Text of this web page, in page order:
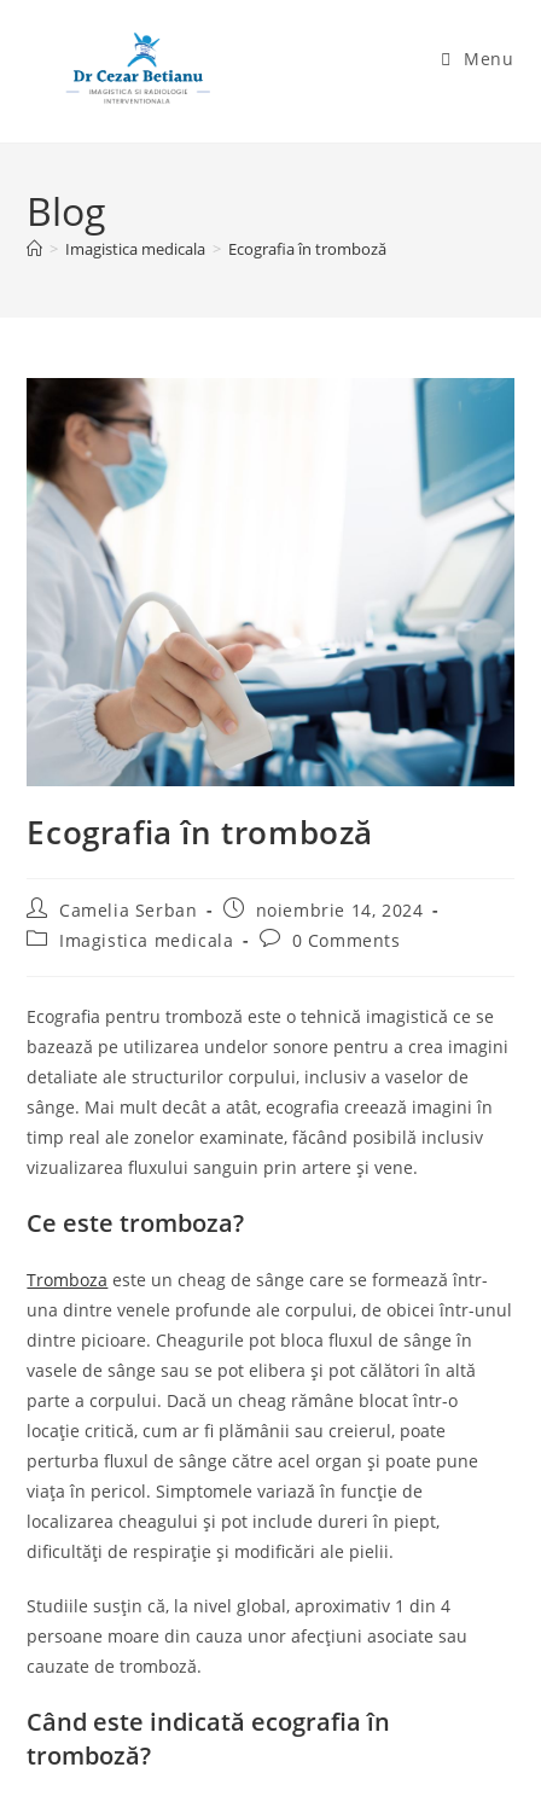
Menu
Blog
> Imagistica medicala > Ecografia în tromboză
Ecografia în tromboză
Post
author:
Camelia Serban
Post
published:
noiembrie 14, 2024
PostImagistica medicala
Post0 Comments
Ecografia pentru tromboză este o tehnică imagistică ce se
bazează pe utilizarea undelor sonore pentru a crea imagini
detaliate ale structurilor corpului, inclusiv a vaselor de
sânge. Mai mult decât a atât, ecografia creează imagini în
timp real ale zonelor examinate, făcând posibilă inclusiv
vizualizarea fluxului sanguin prin artere și vene.
Ce este tromboza?
Tromboza este un cheag de sânge care se formează într-
una dintre venele profunde ale corpului, de obicei într-unul
dintre picioare. Cheagurile pot bloca fluxul de sânge în
vasele de sânge sau se pot elibera și pot călători în altă
parte a corpului. Dacă un cheag rămâne blocat într-o
locație critică, cum ar fi plămânii sau creierul, poate
perturba fluxul de sânge către acel organ și poate pune
viața în pericol. Simptomele variază în funcție de
localizarea cheagului și pot include dureri în piept,
dificultăți de respirație și modificări ale pielii.
Studiile susțin că, la nivel global, aproximativ 1 din 4
persoane moare din cauza unor afecțiuni asociate sau
cauzate de tromboză.
Când este indicată ecografia în
tromboză?